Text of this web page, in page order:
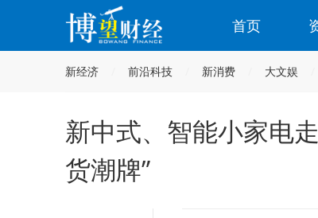
首页
新经济 前沿科技 新消费 大文娱
新中式、智能小家电
货潮牌”